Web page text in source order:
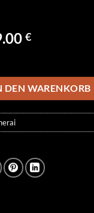
€
€Aktueller
269.00 €.
DEN WARENKORB